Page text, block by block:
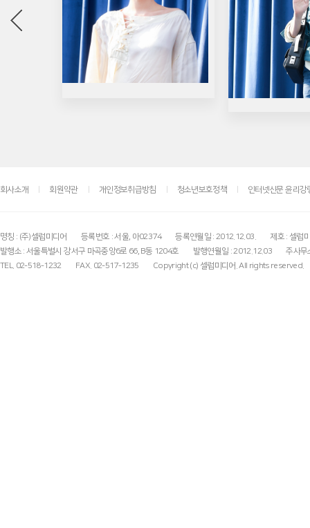
회사소개 회원약관 개인정보취급방침 청소년보호정책 인터넷신문 윤리강
명칭 : (주)셀럽미디어 등록번호 : 서울, 아02374 등록연월일 : 2012.12.03.
제호 : 셀럽
발행소 : 서울특별시 강서구 마곡중앙6로 66, B동 1204호
발행연월일 : 2012.12.03
주사무
TEL. 02-518-1232
FAX. 02-517-1235 Copyright (c) 셀럽미디어. All rights reserved.